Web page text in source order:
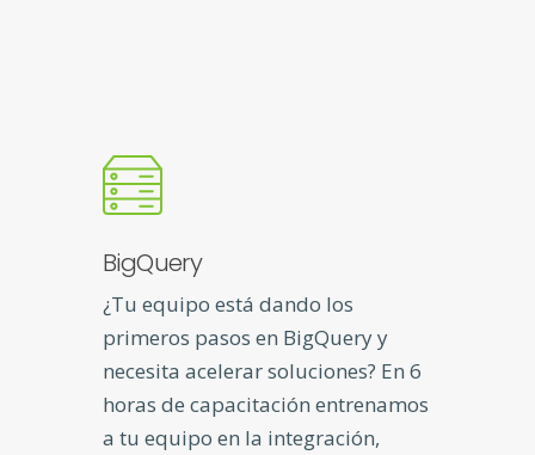
BigQuery
¿Tu equipo está dando los
primeros pasos en BigQuery y
necesita acelerar soluciones? En 6
horas de capacitación entrenamos
a tu equipo en la integración,